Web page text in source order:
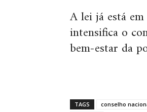
A lei já está
intensifica o
bem-estar da
TAGS conselho